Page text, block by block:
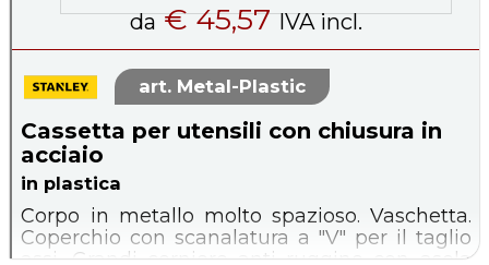
Metal-Plastic
Cassetta per utensili con chiusura in
acciaio
in plastica
Corpo in metallo molto spazioso. Vaschetta.
Coperchio con scanalatura a "V" per il taglio
assi. Grandi cerniere anti ruggine con asola
da€ 45,57IVA incl.